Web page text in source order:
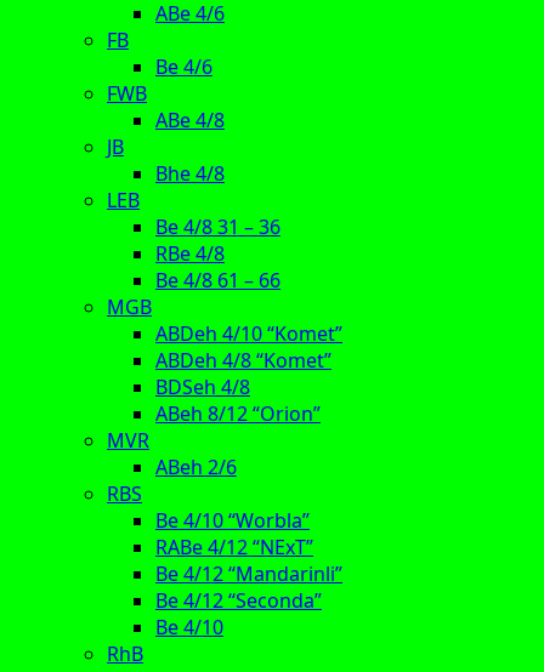
ABe 4/6
FB
Be 4/6
FWB
ABe 4/8
JB
Bhe 4/8
LEB
Be 4/8 31 – 36
RBe 4/8
Be 4/8 61 – 66
MGB
ABDeh 4/10 “Komet”
ABDeh 4/8 “Komet”
BDSeh 4/8
ABeh 8/12 “Orion”
MVR
ABeh 2/6
RBS
Be 4/10 “Worbla”
RABe 4/12 “NExT”
Be 4/12 “Mandarinli”
Be 4/12 “Seconda”
Be 4/10
RhB